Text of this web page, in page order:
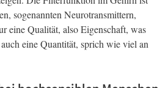
sogenannten Neurotransmittern,
eine Qualität, also Eigenschaft, was
eine Quantität, sprich wie viel an